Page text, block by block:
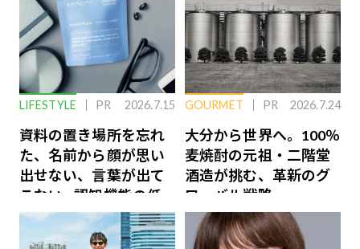
LIFESTYLE PR 2026.7.15
資料の置き場所を忘れ
た、名前から顔が思い
出せない、言葉が出て
こない…認知機能の低
下を救う、脳のインナ
ーケアとは
GOURMET PR 2026.7.24
大分から世界へ。100％
麦焼酎の元祖・二階堂
酒造が挑む、革新のグ
ローバル戦略